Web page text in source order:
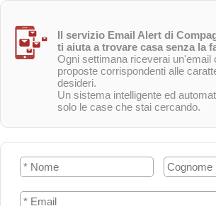
Il servizio Email Alert di
ti aiuta a trovare casa senza la
Ogni settimana riceverai un'email
proposte corrispondenti alle
desideri.
Un sistema intelligente ed
solo le case che stai cercando.